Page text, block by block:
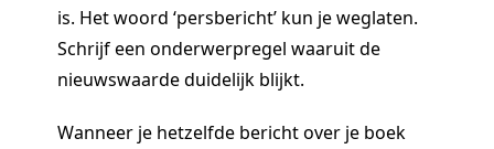
is. Het woord ‘persbericht’ kun je weglaten.
Schrijf een onderwerpregel waaruit de
nieuwswaarde duidelijk blijkt.
Wanneer je hetzelfde bericht over je boek